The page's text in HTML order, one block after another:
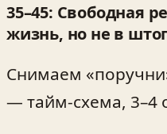
35–45: Свободная
жизнь, но не в
Снимаем
— тайм-схема, 3–4